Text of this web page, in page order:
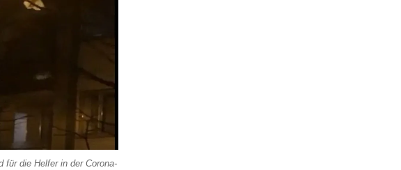
für die Helfer in der Corona-